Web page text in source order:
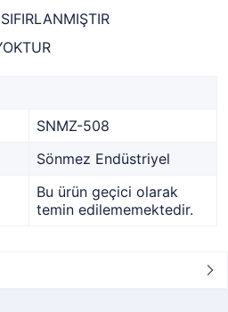
SNMZ-508
Sönmez Endüstriyel
Bu ürün geçici olarak
temin edilememektedir.